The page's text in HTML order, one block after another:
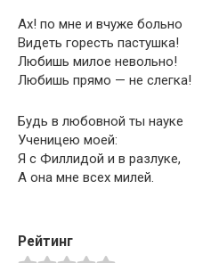
Ах! по мне и вчуже больно
Видеть горесть пастушка!
Любишь милое невольно!
Любишь прямо — не слегка!
Будь в любовной ты науке
Ученицею моей:
Я с Филлидой и в разлуке,
А она мне всех милей.
Рейтинг